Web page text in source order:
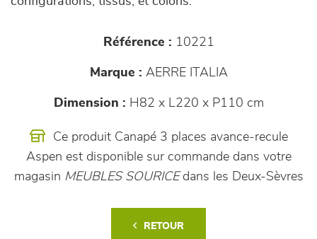
Référence : 10221
Marque : AERRE ITALIA
Dimension : H82 x L220 x P110 cm
Ce produit Canapé 3 places avance-recule
Aspen est disponible sur commande dans votre
magasin MEUBLES SOURICEdans les Deux-Sèvres
RETOUR